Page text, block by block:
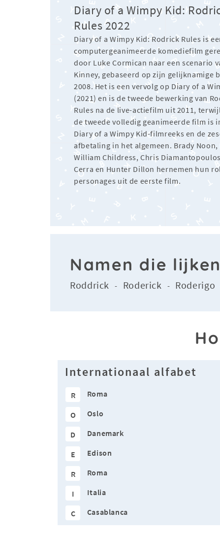
Diary of a Wimpy Kid:
Rules 2022
Diary of a Wimpy Kid: Rodrick Rules is
computergeanimeerde komediefilm
door Luke Cormican naar een scenario
Kinney, gebaseerd op zijn gelijknamige
2008. Het is een vervolg op Diary of a
(2021) en is de tweede bewerking van
Rules na de live-actiefilm uit 2011,
de tweede volledig geanimeerde film is
Diary of a Wimpy Kid-filmreeks en de
afbetaling in het algemeen. Brady Noon,
William Childress, Chris
Cerra en Hunter Dillon hernemen hun
personages uit de eerste film.
Namen die
Roddrick - Roderick - Roderigo
Internationaal alfabet
R Roma
O Oslo
D Danemark
E Edison
R Roma
I Italia
C Casablanca